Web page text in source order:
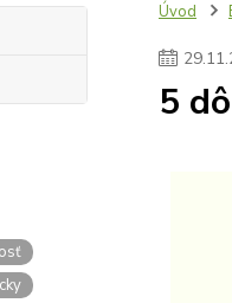
Úvod
29.11.
5